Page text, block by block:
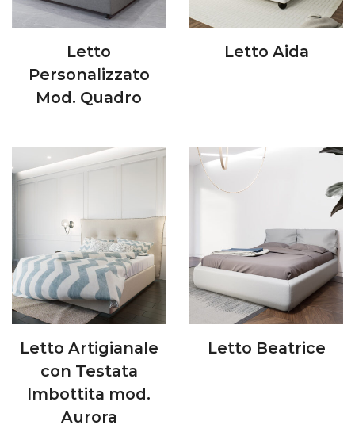
Letto
Personalizzato
Mod. Quadro
Letto Aida
Letto Artigianale
con Testata
Imbottita mod.
Aurora
Letto Beatrice